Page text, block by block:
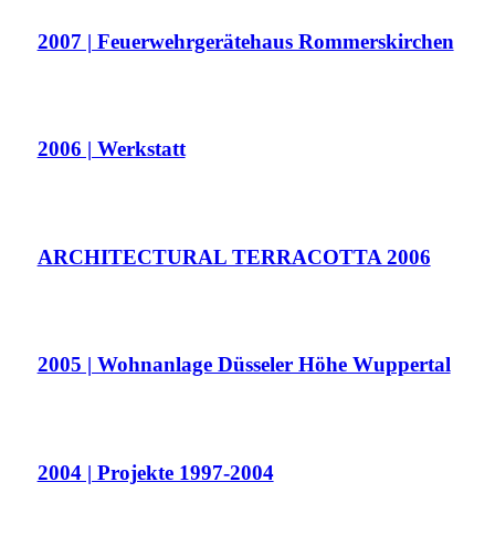
2007 | Feuerwehrgerätehaus Rommerskirchen
2006 | Werkstatt
ARCHITECTURAL TERRACOTTA 2006
2005 | Wohnanlage Düsseler Höhe Wuppertal
2004 | Projekte 1997-2004